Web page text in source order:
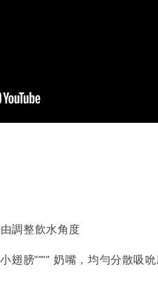
調整飲水角度
翅膀"""" 奶嘴，均勻分散吸吮